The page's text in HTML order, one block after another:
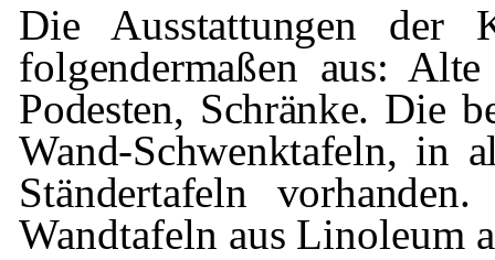
Die Ausstattungen der
folgendermaßen aus:
Podesten, Schränke. Die
Wand-Schwenktafeln, in
Ständertafeln
Wandtafeln aus Linoleum